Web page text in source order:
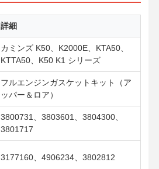
詳細
カミンズ K50、K2000E、KTA50、
KTTA50、K50 K1 シリーズ
フルエンジンガスケットキット（ア
ッパー＆ロア）
3800731、3803601、3804300、
3801717
3177160、4906234、3802812